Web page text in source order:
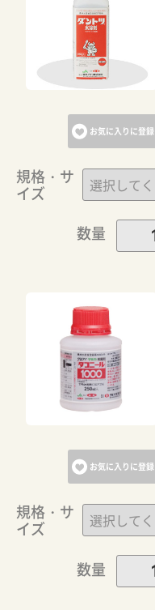
お気に入りに登録
規格・サ
イズ
数量
お気に入りに登録
規格・サ
イズ
数量